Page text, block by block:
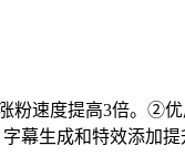
粉速度提高3倍。②
幕生成和特效添加